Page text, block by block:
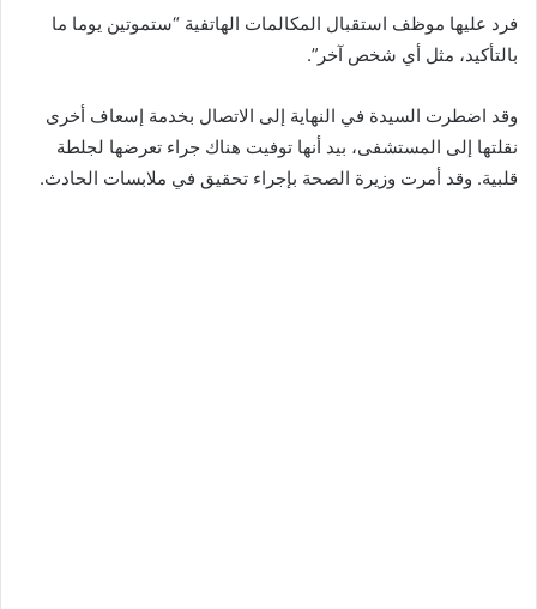
فرد عليها موظف استقبال المكالمات الهاتفية “ستموتين يوما ما
بالتأكيد، مثل أي شخص آخر”.
وقد اضطرت السيدة في النهاية إلى الاتصال بخدمة إسعاف أخرى
نقلتها إلى المستشفى، بيد أنها توفيت هناك جراء تعرضها لجلطة
قلبية. وقد أمرت وزيرة الصحة بإجراء تحقيق في ملابسات الحادث.